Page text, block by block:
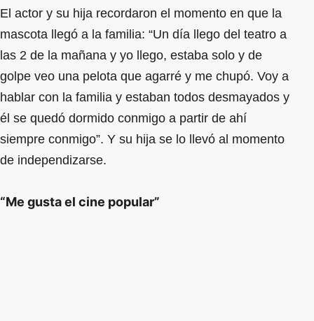
El actor y su hija recordaron el momento en que la
mascota llegó a la familia: “Un día llego del teatro a
las 2 de la mañana y yo llego, estaba solo y de
golpe veo una pelota que agarré y me chupó. Voy a
hablar con la familia y estaban todos desmayados y
él se quedó dormido conmigo a partir de ahí
siempre conmigo”. Y su hija se lo llevó al momento
de independizarse.
“Me gusta el cine popular”